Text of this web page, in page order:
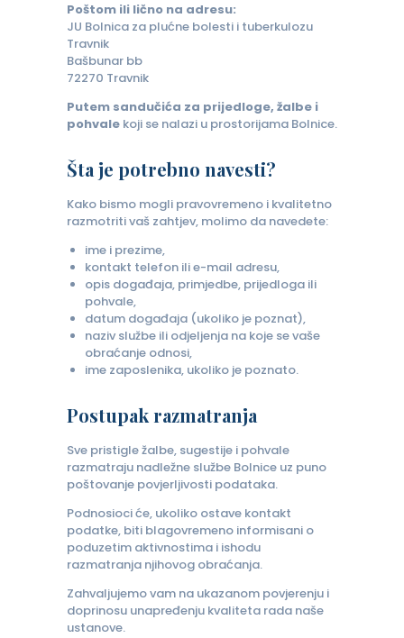
Poštom ili lično na adresu:
JU Bolnica za plućne bolesti i tuberkulozu
Travnik
Bašbunar bb
72270 Travnik
Putem sandučića za prijedloge, žalbe i
pohvale koji se nalazi u prostorijama Bolnice.
Šta je potrebno navesti?
Kako bismo mogli pravovremeno i kvalitetno
razmotriti vaš zahtjev, molimo da navedete:
ime i prezime,
kontakt telefon ili e-mail adresu,
opis događaja, primjedbe, prijedloga ili
pohvale,
datum događaja (ukoliko je poznat),
naziv službe ili odjeljenja na koje se vaše
obraćanje odnosi,
ime zaposlenika, ukoliko je poznato.
Postupak razmatranja
Sve pristigle žalbe, sugestije i pohvale
razmatraju nadležne službe Bolnice uz puno
poštovanje povjerljivosti podataka.
Podnosioci će, ukoliko ostave kontakt
podatke, biti blagovremeno informisani o
poduzetim aktivnostima i ishodu
razmatranja njihovog obraćanja.
Zahvaljujemo vam na ukazanom povjerenju i
doprinosu unapređenju kvaliteta rada naše
ustanove.